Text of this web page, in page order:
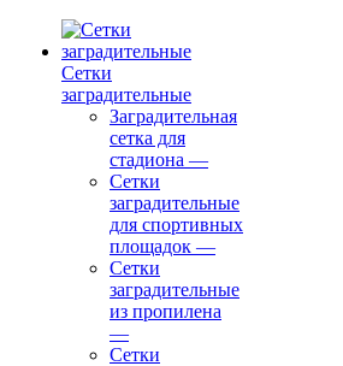
Сетки
заградительные
Заградительная
сетка для
стадиона —
Сетки
заградительные
для спортивных
площадок —
Сетки
заградительные
из пропилена
—
Сетки